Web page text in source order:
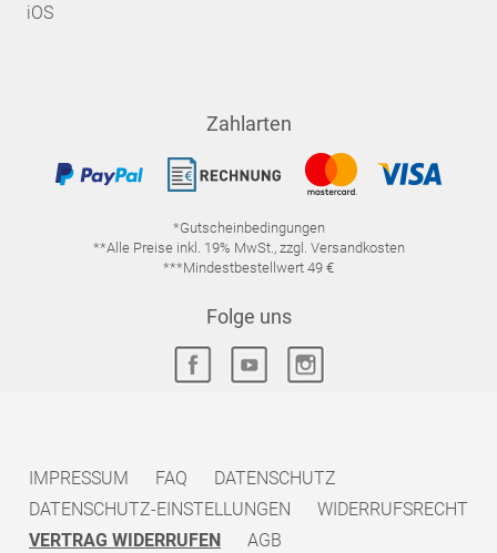
iOS
Zahlarten
*Gutscheinbedingungen
**Alle Preise inkl. 19% MwSt., zzgl. Versandkosten
***Mindestbestellwert 49 €
Folge uns
IMPRESSUM FAQ
DATENSCHUTZ
DATENSCHUTZ-EINSTELLUNGEN
WIDERRUFSRECHT
VERTRAG WIDERRUFEN
AGB